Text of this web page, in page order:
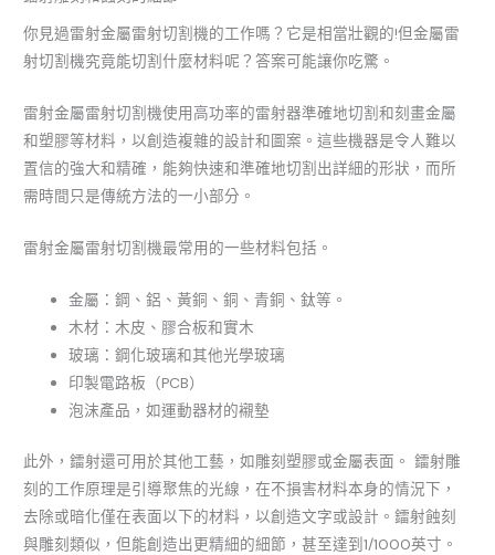
你見過雷射金屬雷射切割機的工作嗎？它是相當壯觀的!但金屬雷
射切割機究竟能切割什麼材料呢？答案可能讓你吃驚。
雷射金屬雷射切割機使用高功率的雷射器準確地切割和刻畫金屬
和塑膠等材料，以創造複雜的設計和圖案。這些機器是令人難以
置信的強大和精確，能夠快速和準確地切割出詳細的形狀，而所
需時間只是傳統方法的一小部分。
雷射金屬雷射切割機最常用的一些材料包括。
金屬：鋼、鋁、黃銅、銅、青銅、鈦等。
木材：木皮、膠合板和實木
玻璃：鋼化玻璃和其他光學玻璃
印製電路板（PCB）
泡沫產品，如運動器材的襯墊
此外，鐳射還可用於其他工藝，如雕刻塑膠或金屬表面。 鐳射雕
刻的工作原理是引導聚焦的光線，在不損害材料本身的情況下，
去除或暗化僅在表面以下的材料，以創造文字或設計。鐳射蝕刻
與雕刻類似，但能創造出更精細的細節，甚至達到1/1000英寸。